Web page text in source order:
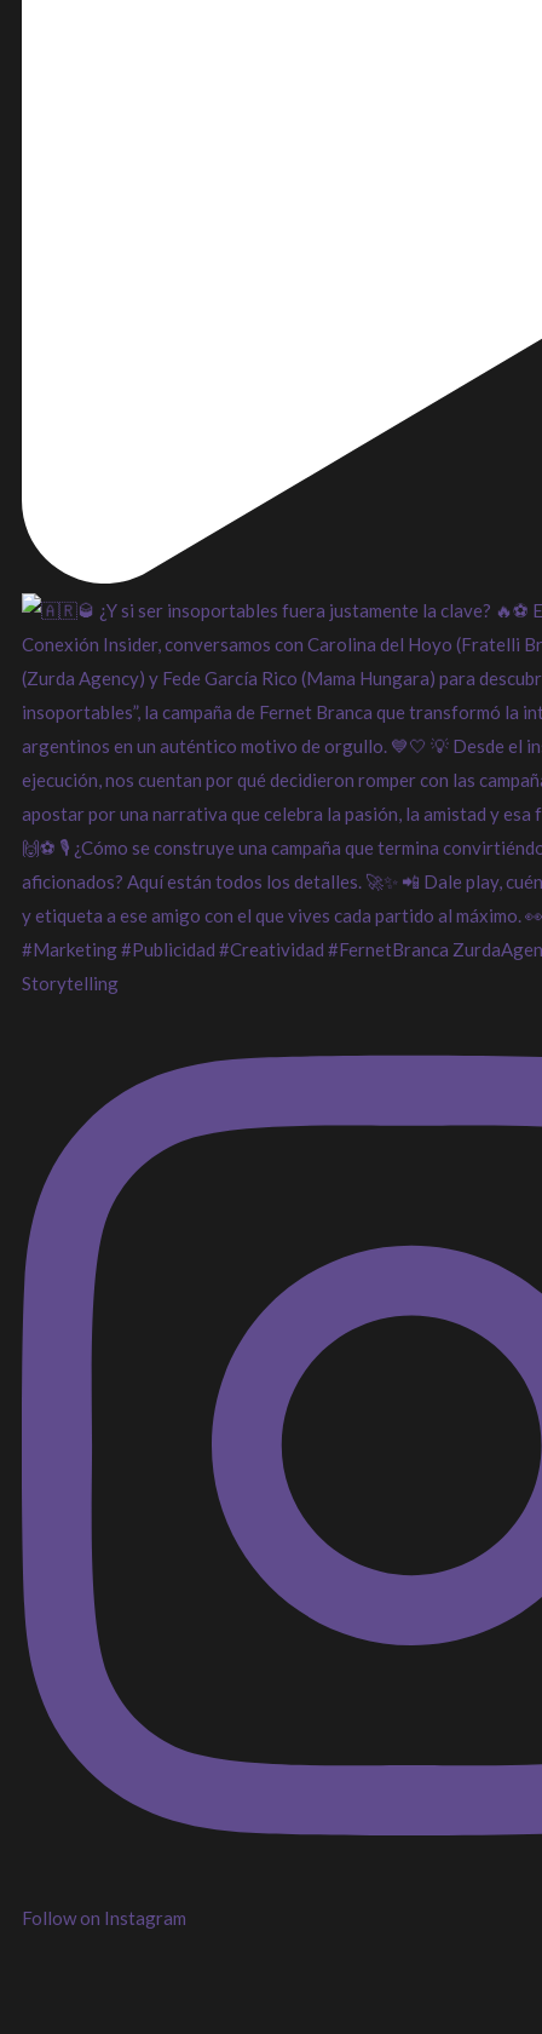
Follow on Instagram